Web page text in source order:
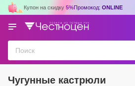
Купон на скидку 5%Промокод: ONLINE
Чугунные кастрюли